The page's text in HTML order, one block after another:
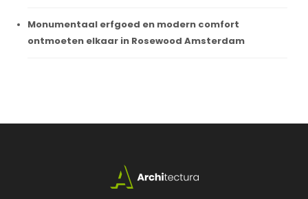
Monumentaal erfgoed en modern comfort
ontmoeten elkaar in Rosewood Amsterdam